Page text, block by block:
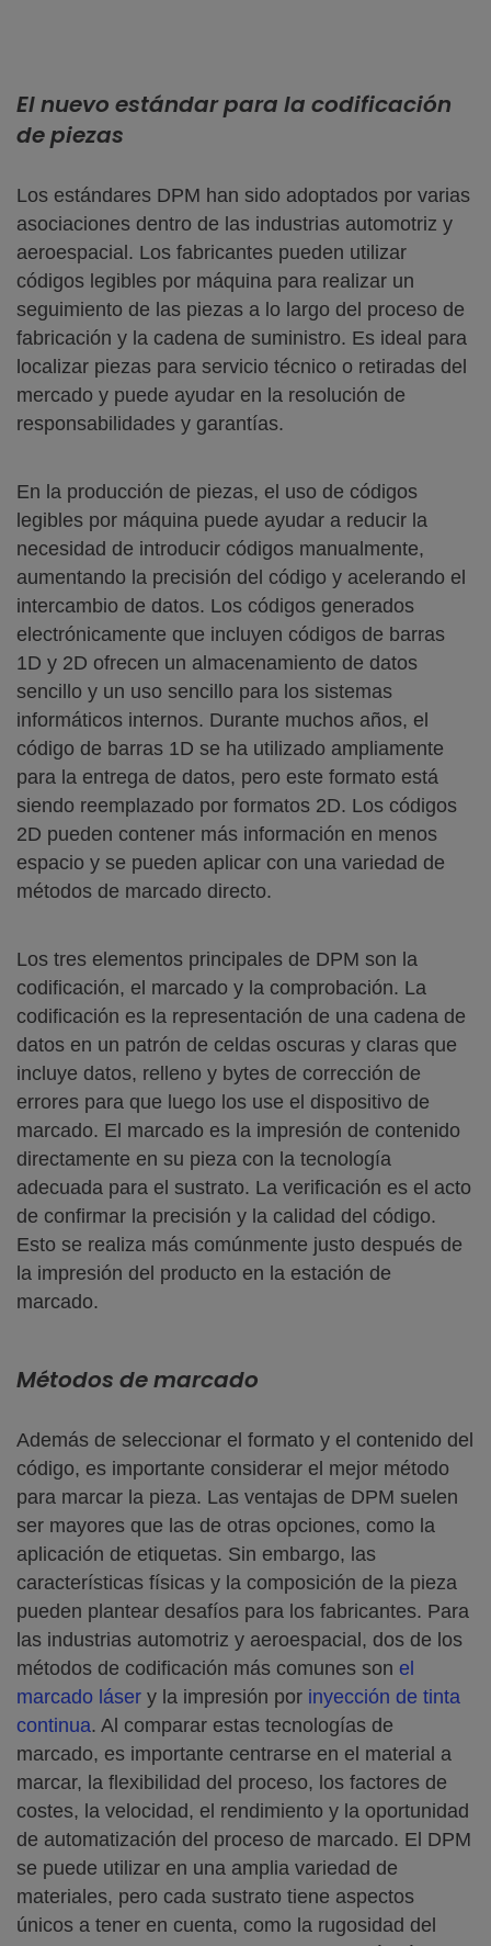
El nuevo estándar para la codificación
de piezas
Los estándares DPM han sido adoptados por varias
asociaciones dentro de las industrias automotriz y
aeroespacial. Los fabricantes pueden utilizar
códigos legibles por máquina para realizar un
seguimiento de las piezas a lo largo del proceso de
fabricación y la cadena de suministro. Es ideal para
localizar piezas para servicio técnico o retiradas del
mercado y puede ayudar en la resolución de
responsabilidades y garantías.
En la producción de piezas, el uso de códigos
legibles por máquina puede ayudar a reducir la
necesidad de introducir códigos manualmente,
aumentando la precisión del código y acelerando el
intercambio de datos. Los códigos generados
electrónicamente que incluyen códigos de barras
1D y 2D ofrecen un almacenamiento de datos
sencillo y un uso sencillo para los sistemas
informáticos internos. Durante muchos años, el
código de barras 1D se ha utilizado ampliamente
para la entrega de datos, pero este formato está
siendo reemplazado por formatos 2D. Los códigos
2D pueden contener más información en menos
espacio y se pueden aplicar con una variedad de
métodos de marcado directo.
Los tres elementos principales de DPM son la
codificación, el marcado y la comprobación. La
codificación es la representación de una cadena de
datos en un patrón de celdas oscuras y claras que
incluye datos, relleno y bytes de corrección de
errores para que luego los use el dispositivo de
marcado. El marcado es la impresión de contenido
directamente en su pieza con la tecnología
adecuada para el sustrato. La verificación es el acto
de confirmar la precisión y la calidad del código.
Esto se realiza más comúnmente justo después de
la impresión del producto en la estación de
marcado.
Métodos de marcado
Además de seleccionar el formato y el contenido del
código, es importante considerar el mejor método
para marcar la pieza. Las ventajas de DPM suelen
ser mayores que las de otras opciones, como la
aplicación de etiquetas. Sin embargo, las
características físicas y la composición de la pieza
pueden plantear desafíos para los fabricantes. Para
las industrias automotriz y aeroespacial, dos de los
métodos de codificación más comunes son el
marcado láser y la impresión por inyección de tinta
continua. Al comparar estas tecnologías de
marcado, es importante centrarse en el material a
marcar, la flexibilidad del proceso, los factores de
costes, la velocidad, el rendimiento y la oportunidad
de automatización del proceso de marcado. El DPM
se puede utilizar en una amplia variedad de
materiales, pero cada sustrato tiene aspectos
únicos a tener en cuenta, como la rugosidad del